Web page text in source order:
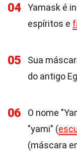
04
Yamask é
espíritos e
05
Sua
do antigo
06
O nome
"yami" (
(máscara